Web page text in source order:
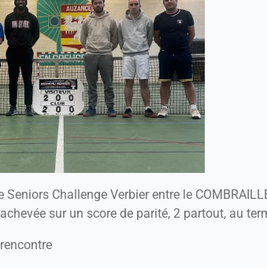
Seniors Challenge Verbier entre le
achevée sur un score de parité, 2 partout, au